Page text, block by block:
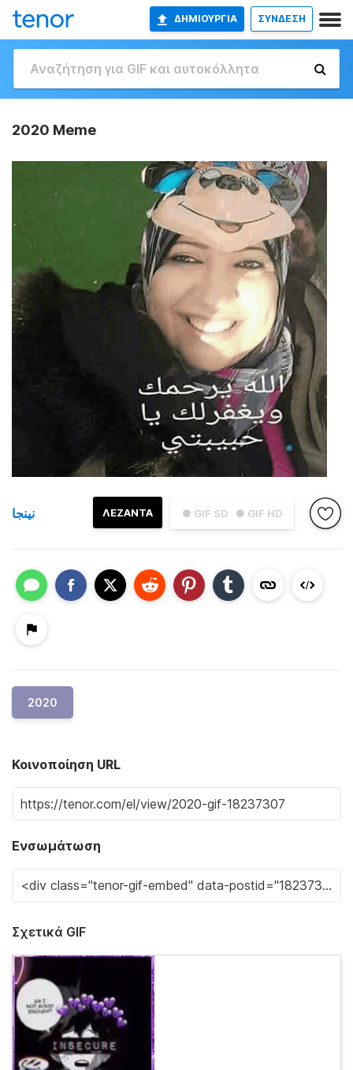
ΔΗΜΙΟΥΡΓΊΑ ΣΥΝΔΕΣΗ
2020 Meme
● GIF SD ● GIF HD
ΛΕΖΑΝΤΑ نينجا
2020
Κοινοποίηση URL
Ενσωμάτωση
Σχετικά GIF